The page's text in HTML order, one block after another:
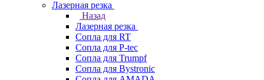
Лазерная резка
Назад
Лазерная резка
Сопла для RT
Сопла для P-tec
Сопла для Trumpf
Сопла для Bystronic